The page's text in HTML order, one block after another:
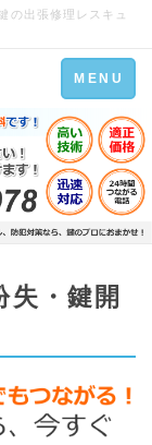
の出張修理レスキュ
Toggle
navigation
MENU
失・鍵開